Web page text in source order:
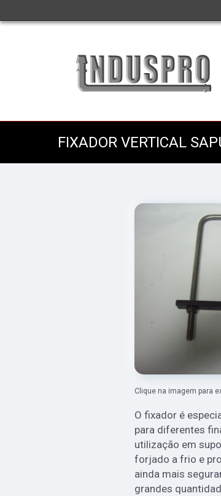
FIXADOR VERTICAL
Clique na imagem para
O fixador é
para diferentes
utilização em
forjado a frio e
ainda mais
grandes